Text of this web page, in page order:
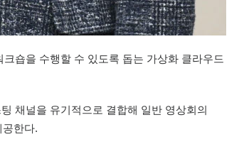
숍을 수행할 수 있도록 돕는 가상화 클라우드
채널을 유기적으로 결합해 일반 영상회의
한다.